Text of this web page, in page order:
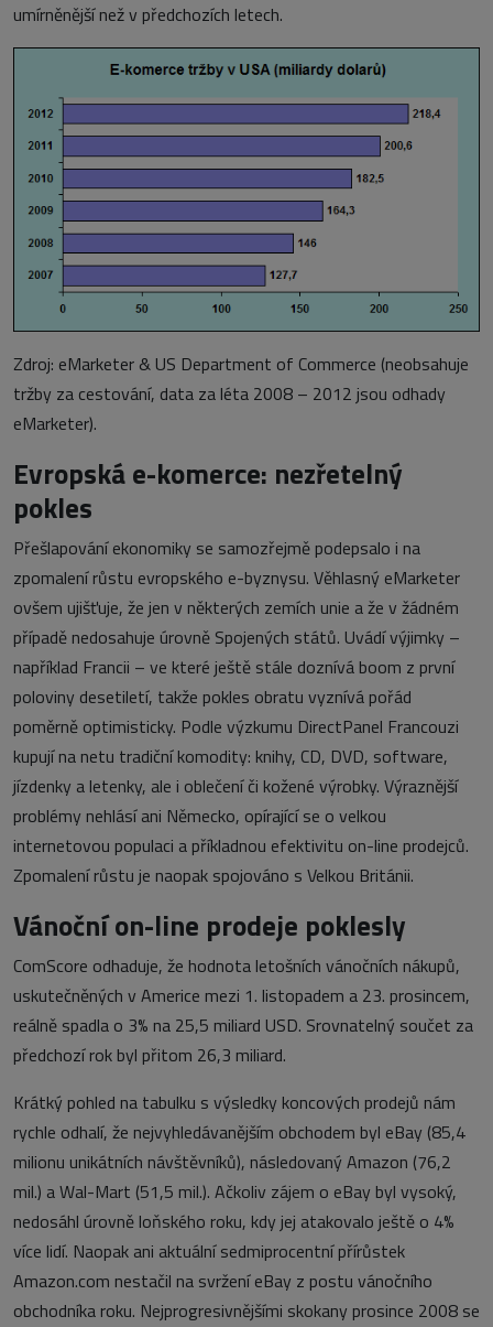
umírněnější než v předchozích letech.
Zdroj: eMarketer & US Department of Commerce (neobsahuje
tržby za cestování, data za léta 2008 – 2012 jsou odhady
eMarketer).
Evropská e-komerce: nezřetelný
pokles
Přešlapování ekonomiky se samozřejmě podepsalo i na
zpomalení růstu evropského e-byznysu. Věhlasný eMarketer
ovšem ujišťuje, že jen v některých zemích unie a že v žádném
případě nedosahuje úrovně Spojených států. Uvádí výjimky –
například Francii – ve které ještě stále doznívá boom z první
poloviny desetiletí, takže pokles obratu vyznívá pořád
poměrně optimisticky. Podle výzkumu DirectPanel Francouzi
kupují na netu tradiční komodity: knihy, CD, DVD, software,
jízdenky a letenky, ale i oblečení či kožené výrobky. Výraznější
problémy nehlásí ani Německo, opírající se o velkou
internetovou populaci a příkladnou efektivitu on-line prodejců.
Zpomalení růstu je naopak spojováno s Velkou Británii.
Vánoční on-line prodeje poklesly
ComScore odhaduje, že hodnota letošních vánočních nákupů,
uskutečněných v Americe mezi 1. listopadem a 23. prosincem,
reálně spadla o 3% na 25,5 miliard USD. Srovnatelný součet za
předchozí rok byl přitom 26,3 miliard.
Krátký pohled na tabulku s výsledky koncových prodejů nám
rychle odhalí, že nejvyhledávanějším obchodem byl eBay (85,4
milionu unikátních návštěvníků), následovaný Amazon (76,2
mil.) a Wal-Mart (51,5 mil.). Ačkoliv zájem o eBay byl vysoký,
nedosáhl úrovně loňského roku, kdy jej atakovalo ještě o 4%
více lidí. Naopak ani aktuální sedmiprocentní přírůstek
Amazon.com nestačil na svržení eBay z postu vánočního
obchodníka roku. Nejprogresivnějšími skokany prosince 2008 se